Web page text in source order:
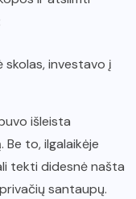
skolas, investavo į
išleista
to, ilgalaikėje
tekti didesnė našta
santaupų.